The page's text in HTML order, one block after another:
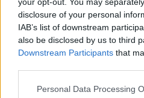
disclosure of your personal
IAB’s list of downstream
also be disclosed by us to third
Downstream Participants that
Personal Data Processing